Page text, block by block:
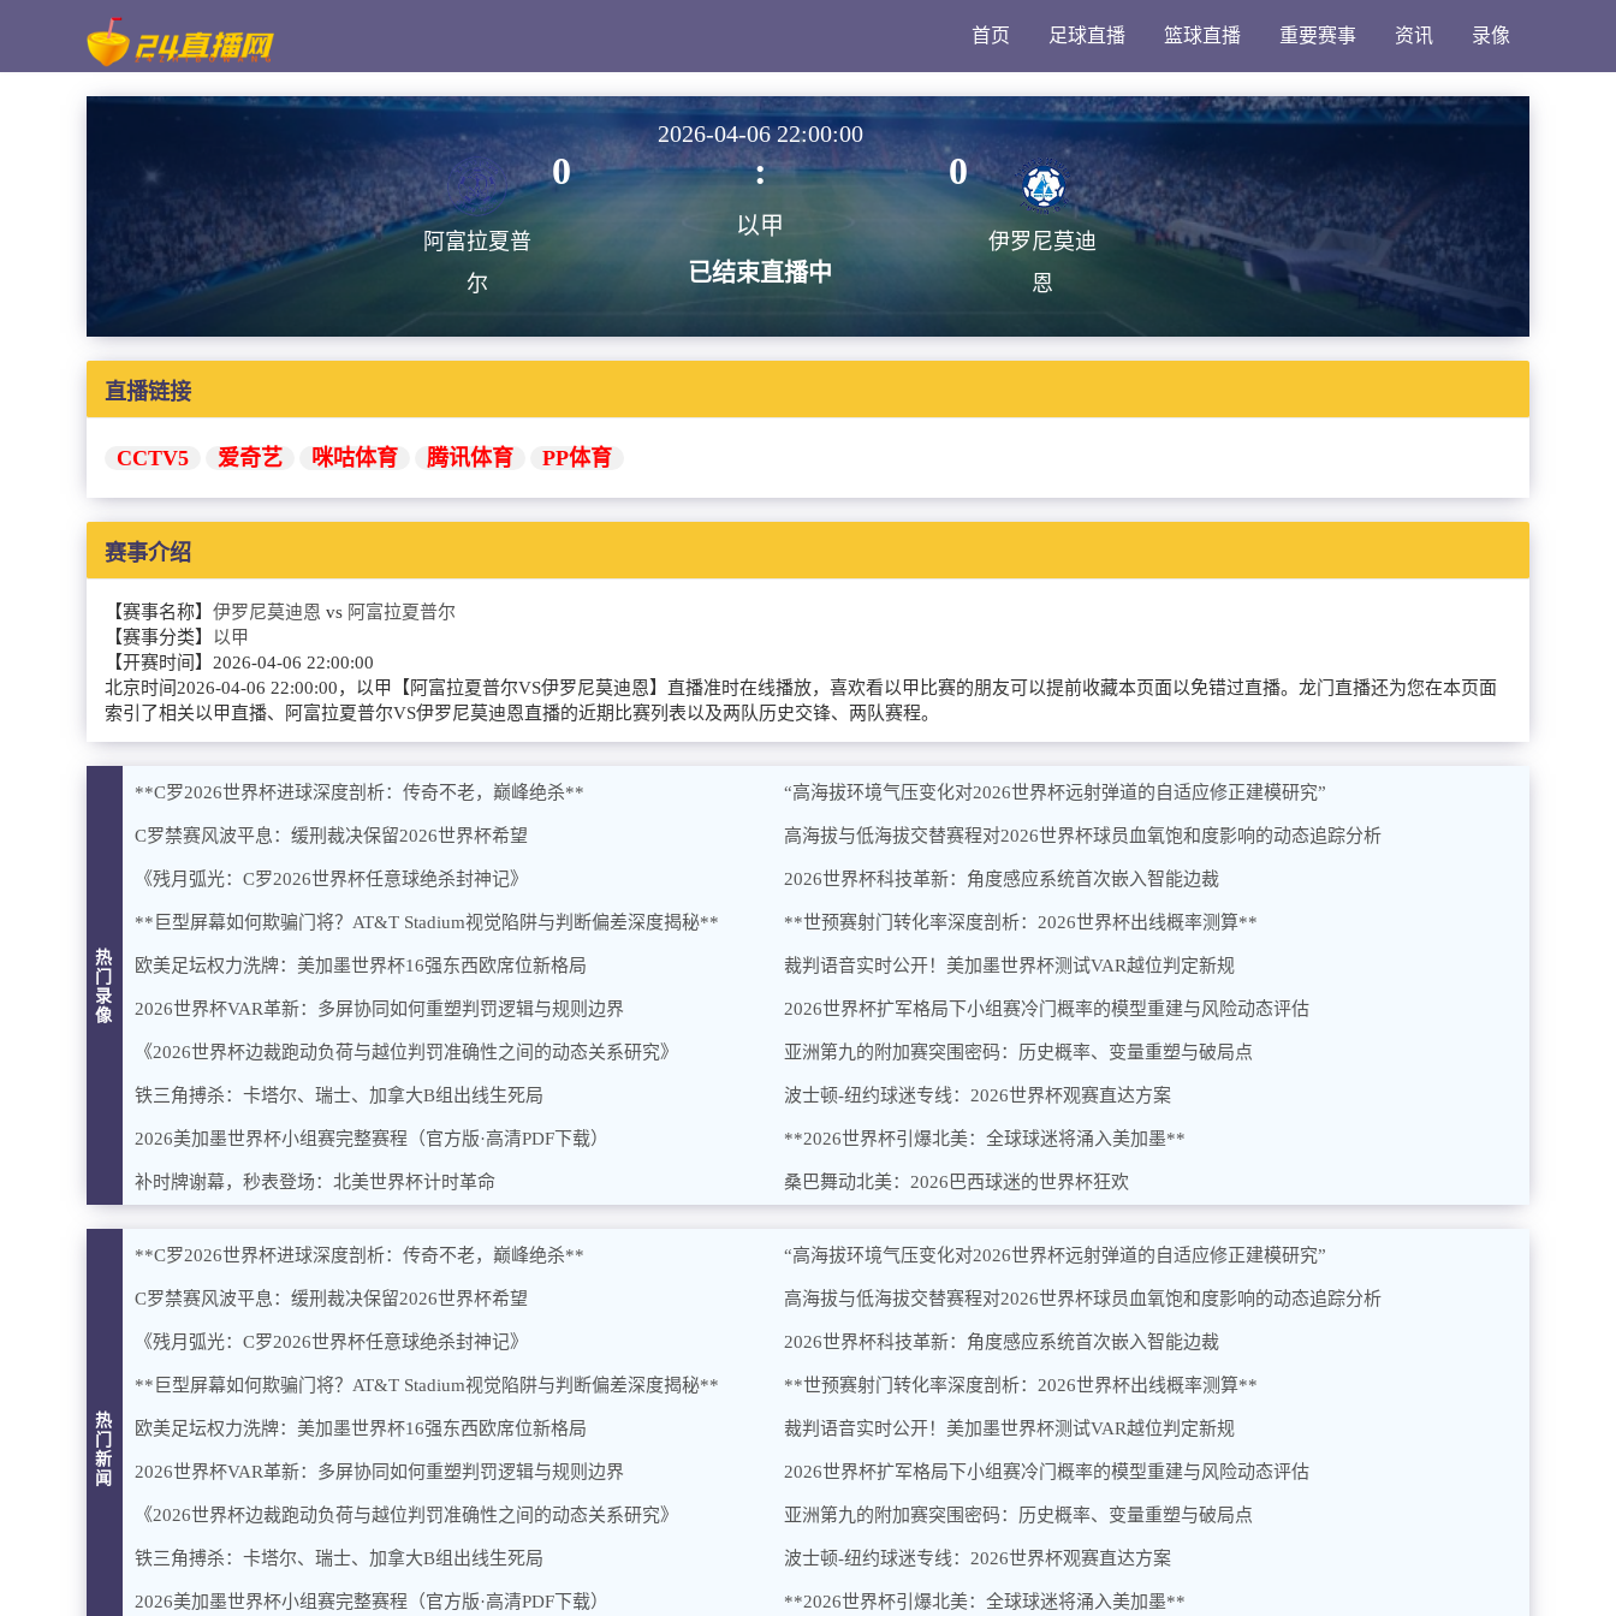
首页 足球直播 篮球直播 重要赛事 资讯 录像
阿富拉夏普
尔
2026-04-06 22:00:00
0 : 0
以甲
已结束直播中
伊罗尼莫迪
恩
直播链接
CCTV5 爱奇艺 咪咕体育 腾讯体育 PP体育
赛事介绍
【赛事名称】 伊罗尼莫迪恩 vs 阿富拉夏普尔
【赛事分类】 以甲
【开赛时间】 2026-04-06 22:00:00
北京时间2026-04-06 22:00:00，以甲【阿富拉夏普尔VS伊罗尼莫迪恩】直播准时在线播放，喜欢看以甲比赛的朋友可以提前收藏本页面以免错过直播。龙门直播还为您在本页面
索引了相关以甲直播、阿富拉夏普尔VS伊罗尼莫迪恩直播的近期比赛列表以及两队历史交锋、两队赛程。
热
门
录
像
**C罗2026世界杯进球深度剖析：传奇不老，巅峰绝杀**
C罗禁赛风波平息：缓刑裁决保留2026世界杯希望
《残月弧光：C罗2026世界杯任意球绝杀封神记》
**巨型屏幕如何欺骗门将？AT&T Stadium视觉陷阱与判断偏差深度揭秘**
欧美足坛权力洗牌：美加墨世界杯16强东西欧席位新格局
2026世界杯VAR革新：多屏协同如何重塑判罚逻辑与规则边界
《2026世界杯边裁跑动负荷与越位判罚准确性之间的动态关系研究》
铁三角搏杀：卡塔尔、瑞士、加拿大B组出线生死局
2026美加墨世界杯小组赛完整赛程（官方版·高清PDF下载）
补时牌谢幕，秒表登场：北美世界杯计时革命
“高海拔环境气压变化对2026世界杯远射弹道的自适应修正建模研究”
高海拔与低海拔交替赛程对2026世界杯球员血氧饱和度影响的动态追踪分析
2026世界杯科技革新：角度感应系统首次嵌入智能边裁
**世预赛射门转化率深度剖析：2026世界杯出线概率测算**
裁判语音实时公开！美加墨世界杯测试VAR越位判定新规
2026世界杯扩军格局下小组赛冷门概率的模型重建与风险动态评估
亚洲第九的附加赛突围密码：历史概率、变量重塑与破局点
波士顿-纽约球迷专线：2026世界杯观赛直达方案
**2026世界杯引爆北美：全球球迷将涌入美加墨**
桑巴舞动北美：2026巴西球迷的世界杯狂欢
热
门
新
闻
**C罗2026世界杯进球深度剖析：传奇不老，巅峰绝杀**
C罗禁赛风波平息：缓刑裁决保留2026世界杯希望
《残月弧光：C罗2026世界杯任意球绝杀封神记》
**巨型屏幕如何欺骗门将？AT&T Stadium视觉陷阱与判断偏差深度揭秘**
欧美足坛权力洗牌：美加墨世界杯16强东西欧席位新格局
2026世界杯VAR革新：多屏协同如何重塑判罚逻辑与规则边界
《2026世界杯边裁跑动负荷与越位判罚准确性之间的动态关系研究》
铁三角搏杀：卡塔尔、瑞士、加拿大B组出线生死局
2026美加墨世界杯小组赛完整赛程（官方版·高清PDF下载）
“高海拔环境气压变化对2026世界杯远射弹道的自适应修正建模研究”
高海拔与低海拔交替赛程对2026世界杯球员血氧饱和度影响的动态追踪分析
2026世界杯科技革新：角度感应系统首次嵌入智能边裁
**世预赛射门转化率深度剖析：2026世界杯出线概率测算**
裁判语音实时公开！美加墨世界杯测试VAR越位判定新规
2026世界杯扩军格局下小组赛冷门概率的模型重建与风险动态评估
亚洲第九的附加赛突围密码：历史概率、变量重塑与破局点
波士顿-纽约球迷专线：2026世界杯观赛直达方案
**2026世界杯引爆北美：全球球迷将涌入美加墨**